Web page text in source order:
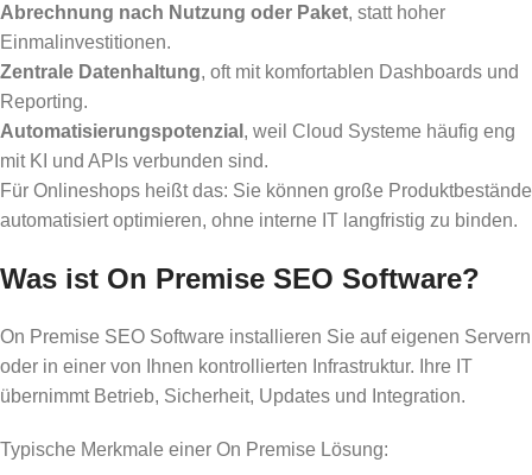
Abrechnung nach Nutzung oder Paket, statt hoher
Einmalinvestitionen.
Zentrale Datenhaltung, oft mit komfortablen Dashboards und
Reporting.
Automatisierungspotenzial , weil Cloud Systeme häufig eng
mit KI und APIs verbunden sind.
Für Onlineshops heißt das: Sie können große Produktbestände
automatisiert optimieren, ohne interne IT langfristig zu binden.
Was ist On Premise SEO Software?
On Premise SEO Software installieren Sie auf eigenen Servern
oder in einer von Ihnen kontrollierten Infrastruktur. Ihre IT
übernimmt Betrieb, Sicherheit, Updates und Integration.
Typische Merkmale einer On Premise Lösung: